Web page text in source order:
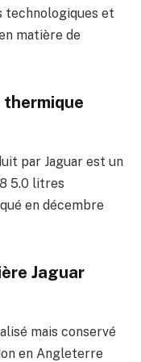
technologiques et
matière de
thermique
par Jaguar est un
5.0 litres
en décembre
Jaguar
mais conservé
en Angleterre